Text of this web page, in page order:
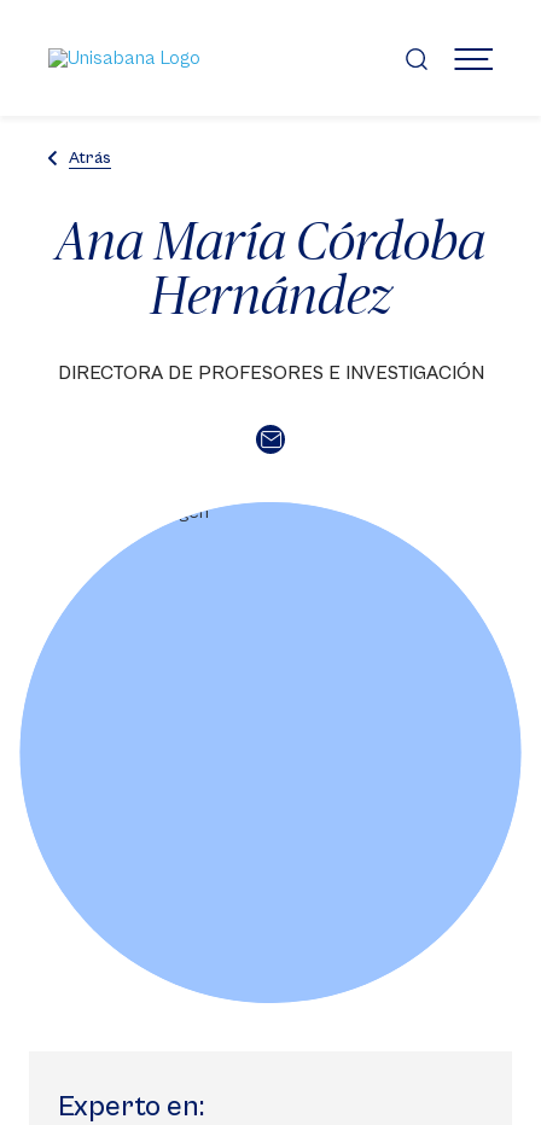
contenido
principal
MENÚ
Atrás
Ana María Córdoba
Hernández
DIRECTORA DE PROFESORES E INVESTIGACIÓN
Experto en: